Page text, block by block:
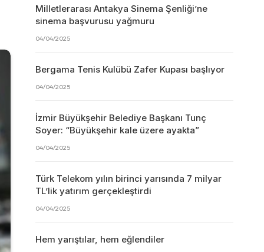
Milletlerarası Antakya Sinema Şenliği’ne
sinema başvurusu yağmuru
04/04/2025
Bergama Tenis Kulübü Zafer Kupası başlıyor
04/04/2025
İzmir Büyükşehir Belediye Başkanı Tunç
Soyer: “Büyükşehir kale üzere ayakta”
04/04/2025
Türk Telekom yılın birinci yarısında 7 milyar
TL’lik yatırım gerçekleştirdi
04/04/2025
Hem yarıştılar, hem eğlendiler